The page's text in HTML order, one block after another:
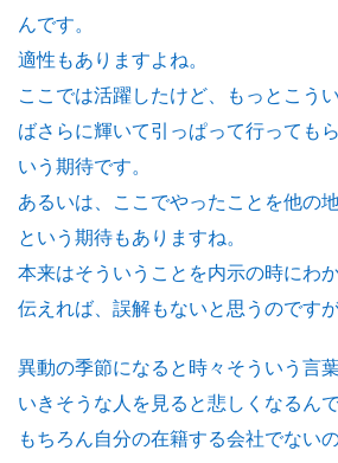
んです。
適性もありますよね。
ここでは活躍したけど、もっとこう
ばさらに輝いて引っぱって行っても
いう期待です。
あるいは、ここでやったことを他の
という期待もありますね。
本来はそういうことを内示の時にわ
伝えれば、誤解もないと思うのですが
異動の季節になると時々そういう言
いきそうな人を見ると悲しくなるんで
もちろん自分の在籍する会社でない